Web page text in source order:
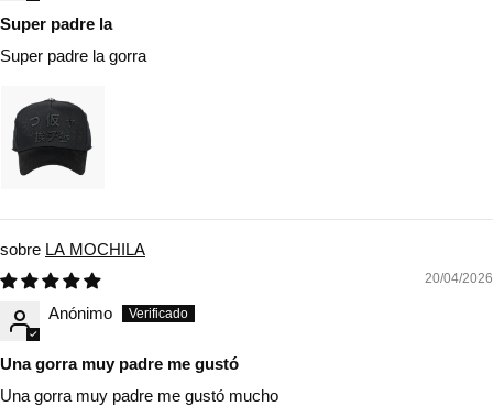
Super padre la
Super padre la gorra
LA MOCHILA
20/04/2026
Anónimo
Una gorra muy padre me gustó
Una gorra muy padre me gustó mucho